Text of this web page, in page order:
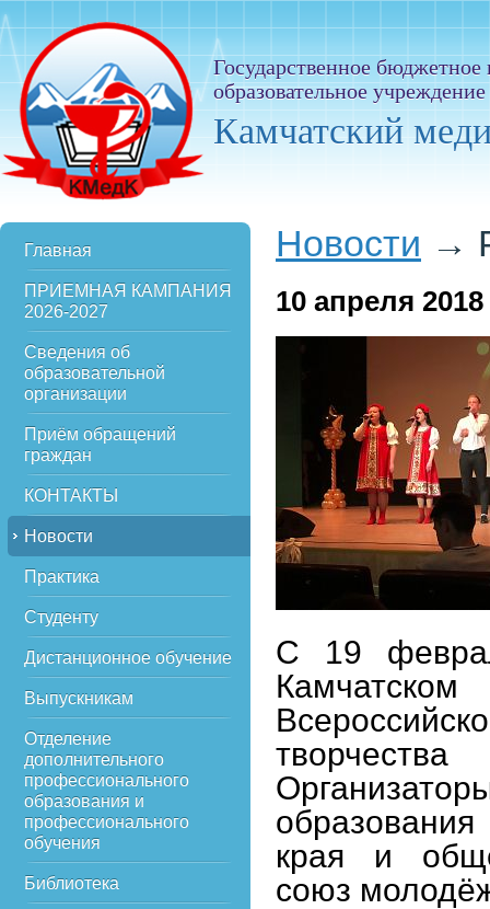
Государственное
образовательное
Камчатский
Главная
ПРИЕМНАЯ КАМПАНИЯ
2026-2027
Сведения об
образовательной
организации
Приём обращений
граждан
КОНТАКТЫ
Новости
Практика
Студенту
Дистанционное обучение
Выпускникам
Отделение
дополнительного
профессионального
образования и
профессионального
обучения
Библиотека
Новости →
10 апреля 2018
С 19
творчества
края и
союз